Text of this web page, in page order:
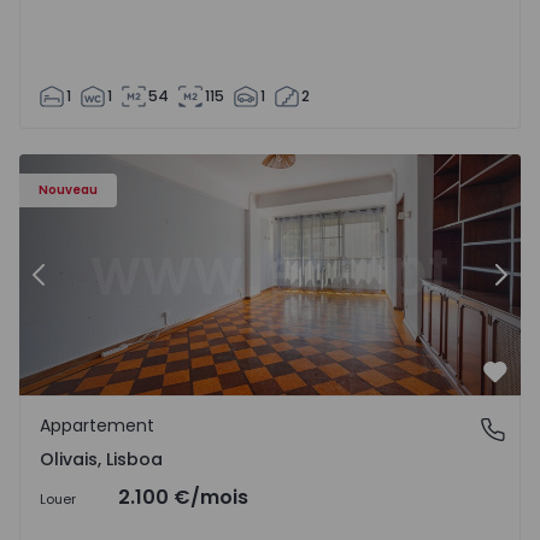
1 1 54 115 1 2
Nouveau
Appartement T5 Lisboa, Olivais - 1575717 - 6
Précédent
Olivais, Lisboa
Appartement
Olivais, Lisboa
Louer 2.100 €/mois